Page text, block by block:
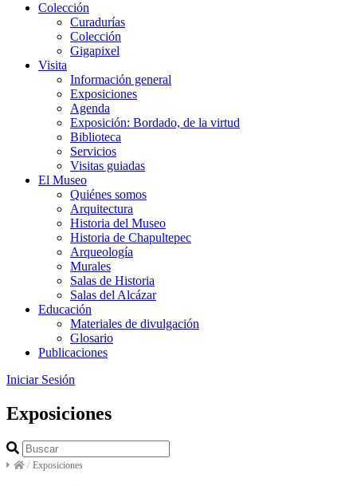
Colección
Curadurías
Colección
Gigapixel
Visita
Información general
Exposiciones
Agenda
Exposición: Bordado, de la virtud
Biblioteca
Servicios
Visitas guiadas
El Museo
Quiénes somos
Arquitectura
Historia del Museo
Historia de Chapultepec
Arqueología
Murales
Salas de Historia
Salas del Alcázar
Educación
Materiales de divulgación
Glosario
Publicaciones
Iniciar Sesión
Exposiciones
/ Exposiciones